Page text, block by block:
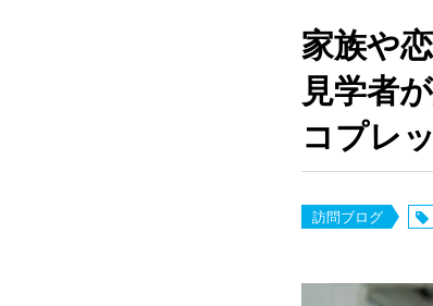
家族や
見学者
コプレ
訪問ブログ